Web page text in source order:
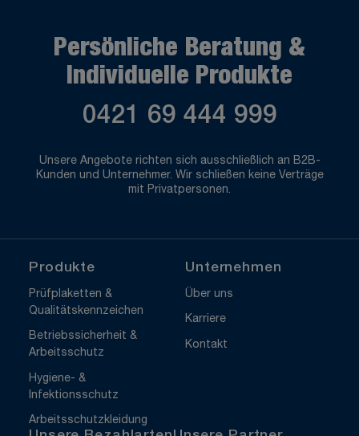
Persönliche Beratung &
Individuelle Produkte
0421 69 444 999
Unsere Angebote richten sich ausschließlich an B2B-
Kunden und Unternehmer. Wir schließen keine Verträge
mit Privatpersonen.
Produkte
Prüfplaketten &
Qualitätskennzeichen
Betriebssicherheit &
Arbeitsschutz
Hygiene- &
Infektionsschutz
Arbeitsschutzkleidung
Unternehmen
Über uns
Karriere
Kontakt